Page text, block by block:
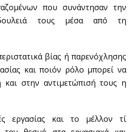
που συνάντησαν την
τους μέσα από τη
βίας ή παρενόχλησης
και ποιόν ρόλο μπορεί να
και στην αντιμετώπισή τους η
εργασίας και το μέλλον τί